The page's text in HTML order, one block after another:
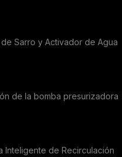
Sarro y Activador de Agua
de la bomba presurizadora
Inteligente de Recirculación